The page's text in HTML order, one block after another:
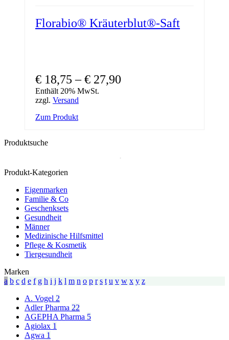
Florabio® Kräuterblut®-Saft
€ 18,75 –€ 27,90
Enthält 20% MwSt.
zzgl. Versand
Zum ProduktDieses
werden
Produktsuche
Produkt-Kategorien
Eigenmarken
Familie & Co
Geschenksets
Gesundheit
Männer
Medizinische Hilfsmittel
Pflege & Kosmetik
Tiergesundheit
Marken
a b c d e f g h i j k l m n o p r s t u v w x y z
A. Vogel 2
Adler Pharma 22
AGEPHA Pharma 5
Agiolax 1
Agwa 1